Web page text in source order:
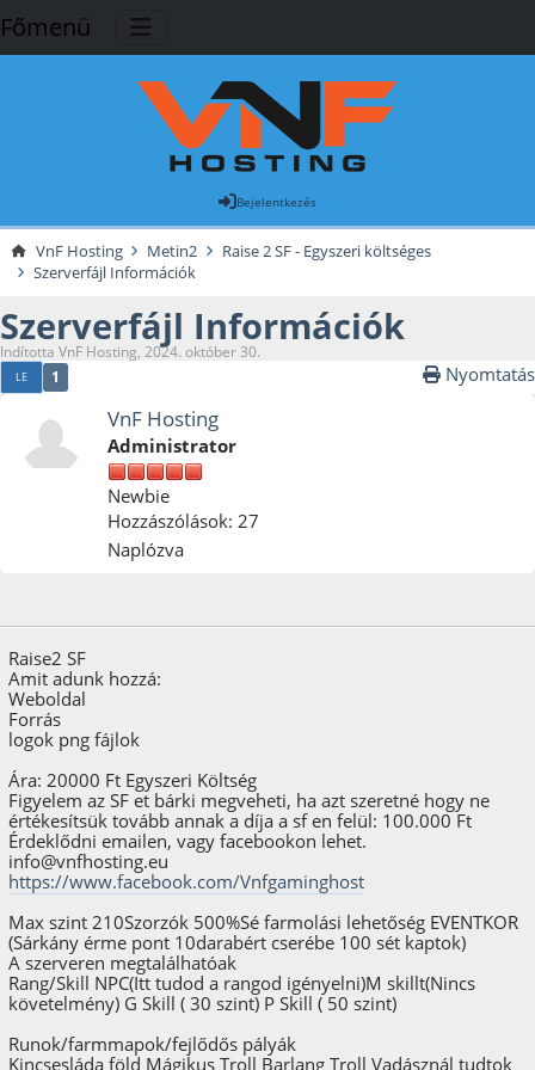
Főmenü
Bejelentkezés
VnF Hosting Metin2
Raise 2 SF - Egyszeri költséges
Szerverfájl Információk
Szerverfájl Információk
Indította VnF Hosting, 2024. október 30.
LE 1 Nyomtatás
VnF Hosting
Administrator
Newbie
Hozzászólások: 27
Naplózva
Raise2 SF
Amit adunk hozzá:
Weboldal
Forrás
logok png fájlok
Ára: 20000 Ft Egyszeri Költség
Figyelem az SF et bárki megveheti, ha azt szeretné hogy ne
értékesítsük tovább annak a díja a sf en felül: 100.000 Ft
Érdeklődni emailen, vagy facebookon lehet.
info@vnfhosting.eu
https://www.facebook.com/Vnfgaminghost
Max szint 210Szorzók 500%Sé farmolási lehetőség EVENTKOR
(Sárkány érme pont 10darabért cserébe 100 sét kaptok)
A szerveren megtalálhatóak
Rang/Skill NPC(Itt tudod a rangod igényelni)M skillt(Nincs
követelmény) G Skill ( 30 szint) P Skill ( 50 szint)
Runok/farmmapok/fejlődős pályák
Kincsesláda föld Mágikus Troll Barlang Troll Vadásznál tudtok